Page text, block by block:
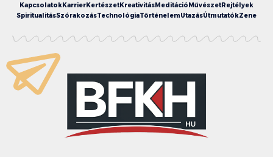
KapcsolatokKarrierKertészetKreativitásMeditációMűvészetRejtélyek
SpiritualitásSzórakozásTechnológiaTörténelemUtazásÚtmutatókZene